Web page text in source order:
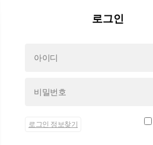
로그인
로그인 정보찾기